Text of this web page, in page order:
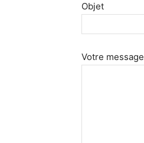
Objet
Votre message